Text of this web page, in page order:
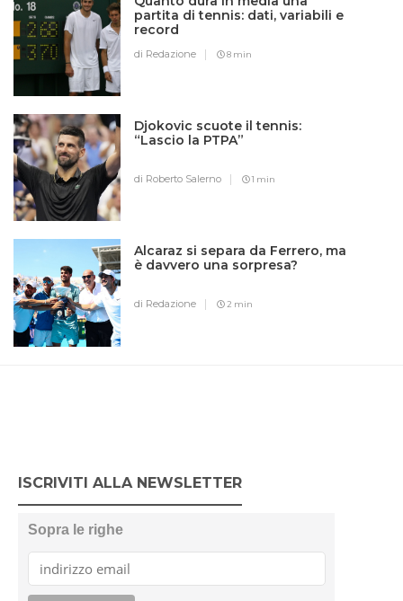
partita di tennis: dati, variabili e
record
di Redazione 8 min
Djokovic scuote il tennis:
“Lascio la PTPA”
di Roberto Salerno 1 min
Alcaraz si separa da Ferrero, ma
è davvero una sorpresa?
di Redazione 2 min
ISCRIVITI ALLA NEWSLETTER
Sopra le righe